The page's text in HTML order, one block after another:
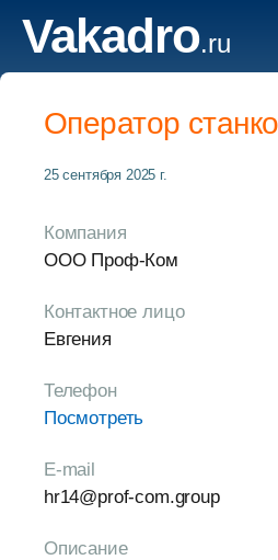
Vakadro.ru
Оператор
25 сентября 2025 г.
Компания
ООО Проф-Ком
Контактное лицо
Евгения
Телефон
Посмотреть
E-mail
hr14@prof-com.group
Описание